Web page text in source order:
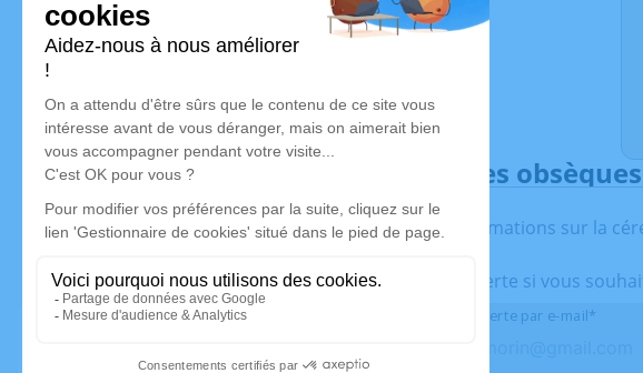
Déroulé des obsèques
Les informations sur la
Activez une alerte si vous
Recevoir une alerte par e-mail*